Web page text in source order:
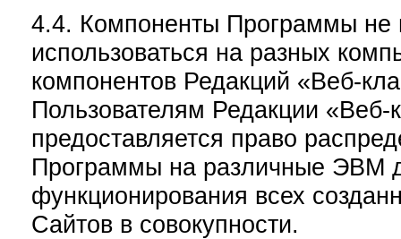
4.4. Компоненты Программы не
использоваться на разных
компонентов Редакций «Веб-
Пользователям Редакции «Веб-
предоставляется право
Программы на различные ЭВМ
функционирования всех
Сайтов в совокупности.